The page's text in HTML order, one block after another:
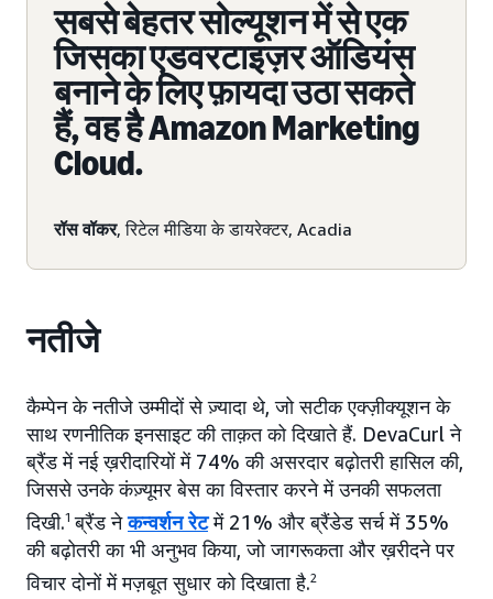
सबसे बेहतर सोल्यूशन में से एक
जिसका एडवरटाइज़र ऑडियंस
बनाने के लिए फ़ायदा उठा सकते
हैं, वह है Amazon Marketing
Cloud.
रॉस वॉकर, रिटेल मीडिया के डायरेक्टर, Acadia
नतीजे
कैम्पेन के नतीजे उम्मीदों से ज़्यादा थे, जो सटीक एक्ज़ीक्यूशन के
साथ रणनीतिक इनसाइट की ताक़त को दिखाते हैं. DevaCurl ने
ब्रैंड में नई ख़रीदारियों में 74% की असरदार बढ़ोतरी हासिल की,
जिससे उनके कंज़्यूमर बेस का विस्तार करने में उनकी सफलता
दिखी.1ब्रैंड नेकन्वर्शन रेटमें 21% और ब्रैंडेड सर्च में 35%
की बढ़ोतरी का भी अनुभव किया, जो जागरूकता और ख़रीदने पर
विचार दोनों में मज़बूत सुधार को दिखाता है.2